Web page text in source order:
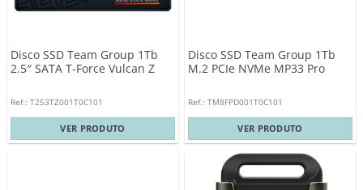
Disco SSD Team Group 1Tb
2.5″ SATA T-Force Vulcan Z
Ref.: T253TZ001T0C101
VER PRODUTO
Disco SSD Team Group 1Tb
M.2 PCIe NVMe MP33 Pro
Ref.: TM8FPD001T0C101
VER PRODUTO